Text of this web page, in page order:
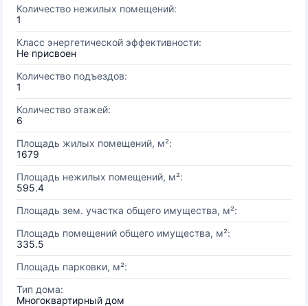
Количество нежилых помещений:
1
Класс энергетической эффективности:
Не присвоен
Количество подъездов:
1
Количество этажей:
6
Площадь жилых помещений, м²:
1679
Площадь нежилых помещений, м²:
595.4
Площадь зем. участка общего имущества, м²:
Площадь помещений общего имущества, м²:
335.5
Площадь парковки, м²:
Тип дома:
Многоквартирный дом